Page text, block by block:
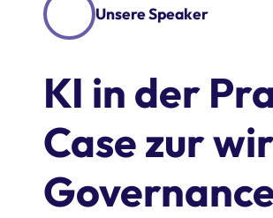
Unsere Speaker
KI in der
Case zur